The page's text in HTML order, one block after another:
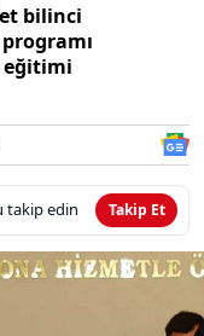
bilinci
eğitimi
takip edin Takip Et